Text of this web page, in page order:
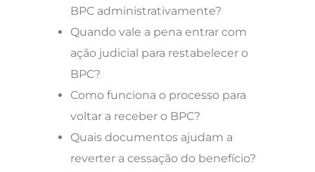
BPC administrativamente?
Quando vale a pena entrar com
ação judicial para restabelecer o
BPC?
Como funciona o processo para
voltar a receber o BPC?
Quais documentos ajudam a
reverter a cessação do benefício?